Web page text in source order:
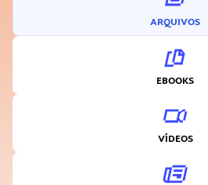
ARQUIVOS
EBOOKS
VÍDEOS